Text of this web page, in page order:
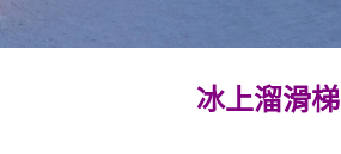
冰上溜滑梯